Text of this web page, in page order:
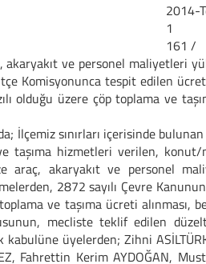
2014-
1
161 /
akaryakıt ve personel maliyetleri
Komisyonunca tespit edilen
olduğu üzere çöp toplama ve
İlçemiz sınırları içerisinde
taşıma hizmetleri verilen,
araç, akaryakıt ve personel
2872 sayılı Çevre
ve taşıma ücreti alınması,
mecliste teklif edilen
üyelerden; Zihni
Fahrettin Kerim AYDOĞAN,